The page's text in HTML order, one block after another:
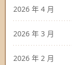
2026 年 4 月
2026 年 3 月
2026 年 2 月